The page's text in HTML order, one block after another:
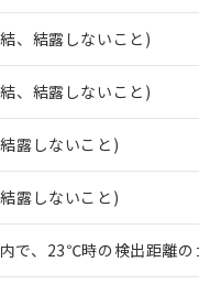
、結露しないこと)
、結露しないこと)
露しないこと)
露しないこと)
で、23℃時の検出距離
御機器事業取扱商品の中
況および標準価格照会結
納期状況および標準価格
ン制御機器販売店や当社販
況および標準価格結果を
ーツ機能（部品リスト作
必要があります。
エチルヘキシル) (DEHP)(別名：
以下、フタル酸ジイソブチ
で産業用監視および制御機器に
ル類の４物質については閾値を超
り替え状況などにより、
明書ダウンロード
、 Hg(水銀) : 1000ppm、 Cd(カ
ビス(2-エチルヘキシル)) :
使用期限
物質（10物質）のすべて
の使用状況下において
認です。当社販売部門へ
必要な手続きをとります。
規制貨物を破棄する場合
貴社製品を、核兵器、ミ
一切使用いたしません。
社は、販売先および販売
せん。
機器販売店・当社販売員に
注生産機種、また在庫状